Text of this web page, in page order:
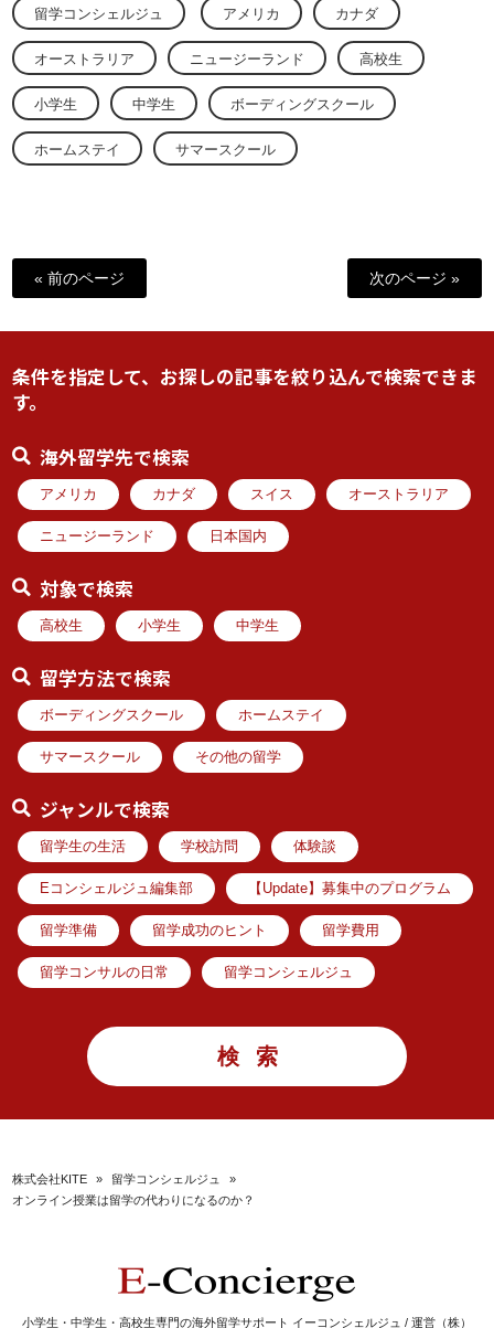
留学コンシェルジュ アメリカ カナダ
オーストラリア ニュージーランド 高校生
小学生 中学生 ボーディングスクール
ホームステイ サマースクール
« 前のページ 次のページ »
条件を指定して、お探しの記事を絞り込んで検索できま
す。
海外留学先で検索
アメリカ カナダ スイス オーストラリア
ニュージーランド 日本国内
対象で検索
高校生 小学生 中学生
留学方法で検索
ボーディングスクール ホームステイ
サマースクール その他の留学
ジャンルで検索
留学生の生活 学校訪問 体験談
Eコンシェルジュ編集部 【Update】募集中のプログラム
留学準備 留学成功のヒント 留学費用
留学コンサルの日常 留学コンシェルジュ
株式会社KITE » 留学コンシェルジュ
»
オンライン授業は留学の代わりになるのか？
小学生・中学生・高校生専門の海外留学サポート イーコンシェルジュ / 運営（株）